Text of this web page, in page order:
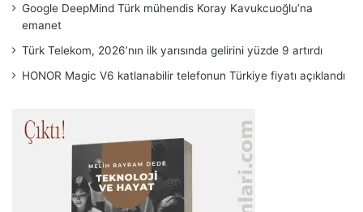
Google DeepMind Türk mühendis Koray Kavukcuoğlu’na
emanet
Türk Telekom, 2026’nın ilk yarısında gelirini yüzde 9 artırdı
HONOR Magic V6 katlanabilir telefonun Türkiye fiyatı açıklandı